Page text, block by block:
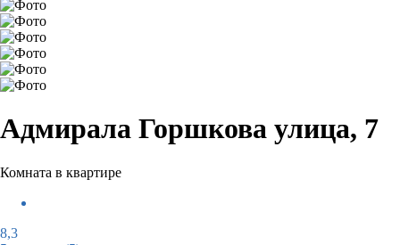
Адмирала Горшкова улица, 7
Комната в квартире
8,3